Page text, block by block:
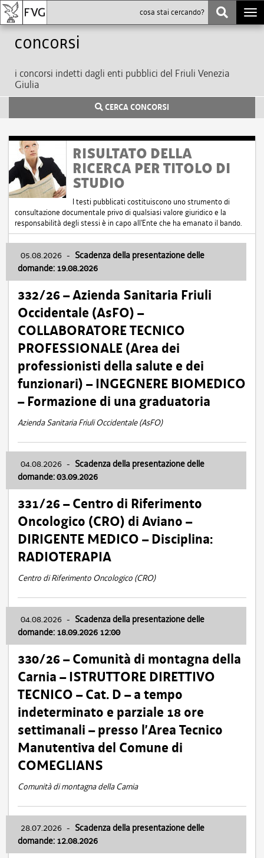
Concorsi
i concorsi indetti dagli enti pubblici del Friuli Venezia
Giulia
CERCA CONCORSI
RISULTATO DELLA
RICERCA PER TITOLO DI
STUDIO
I testi pubblicati costituiscono uno strumento di
consultazione documentale privo di qualsiasi valore giuridico e la
responsabilità degli stessi è in capo all'Ente che ha emanato il bando.
05.08.2026 - Scadenza della presentazione delle
domande: 19.08.2026
332/26 – Azienda Sanitaria Friuli
Occidentale (AsFO) –
COLLABORATORE TECNICO
PROFESSIONALE (Area dei
professionisti della salute e dei
funzionari) – INGEGNERE BIOMEDICO
– Formazione di una graduatoria
Azienda Sanitaria Friuli Occidentale (AsFO)
04.08.2026 - Scadenza della presentazione delle
domande: 03.09.2026
331/26 – Centro di Riferimento
Oncologico (CRO) di Aviano –
DIRIGENTE MEDICO – Disciplina:
RADIOTERAPIA
Centro di Riferimento Oncologico (CRO)
04.08.2026 - Scadenza della presentazione delle
domande: 18.09.2026 12:00
330/26 – Comunità di montagna della
Carnia – ISTRUTTORE DIRETTIVO
TECNICO – Cat. D – a tempo
indeterminato e parziale 18 ore
settimanali – presso l’Area Tecnico
Manutentiva del Comune di
COMEGLIANS
Comunità di montagna della Carnia
28.07.2026 - Scadenza della presentazione delle
domande: 12.08.2026